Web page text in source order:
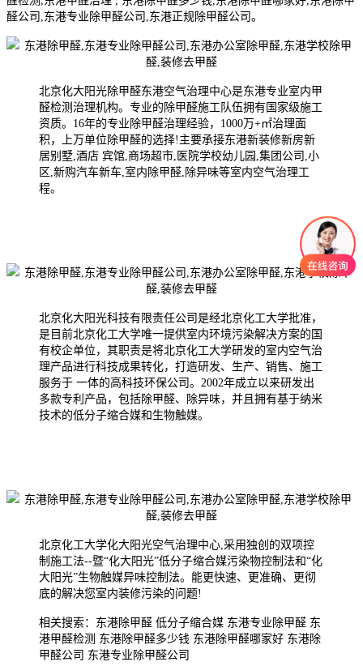
醛公司,东港专业除甲醛公司,东港正规除甲醛公司。
北京化大阳光除甲醛东港空气治理中心是东港专业室内甲
醛检测治理机构。专业的除甲醛施工队伍拥有国家级施工
资质。16年的专业除甲醛治理经验，1000万+㎡治理面
积，上万单位除甲醛的选择!主要承接东港新装修新房新
居别墅,酒店 宾馆,商场超市,医院学校幼儿园,集团公司,小
区,新购汽车新车,室内除甲醛,除异味等室内空气治理工
程。
北京化大阳光科技有限责任公司是经北京化工大学批准，
是目前北京化工大学唯一提供室内环境污染解决方案的国
有校企单位，其职责是将北京化工大学研发的室内空气治
理产品进行科技成果转化，打造研发、生产、销售、施工
服务于 一体的高科技环保公司。2002年成立以来研发出
多款专利产品，包括除甲醛、除异味，并且拥有基于纳米
技术的低分子缩合媒和生物触媒。
北京化工大学化大阳光空气治理中心,采用独创的双项控
制施工法--暨“化大阳光”低分子缩合媒污染物控制法和“化
大阳光”生物触媒异味控制法。能更快速、更准确、更彻
底的解决您室内装修污染的问题!
相关搜索：东港除甲醛 低分子缩合媒 东港专业除甲醛 东
港甲醛检测 东港除甲醛多少钱 东港除甲醛哪家好 东港除
甲醛公司 东港专业除甲醛公司